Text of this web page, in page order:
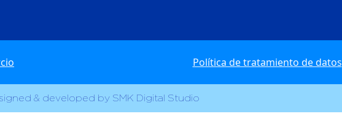
Política de tratamiento de datos
& developed by SMK Digital Studio